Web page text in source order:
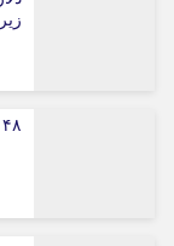
۴۸ سال کار برای خرید یک تویوتا کمری